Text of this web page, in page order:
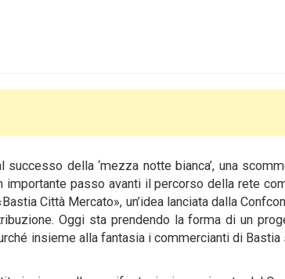
della ‘mezza notte bianca’, una
importante passo avanti il percorso della rete
Città Mercato», un’idea lanciata dalla
Oggi sta prendendo la forma di un
insieme alla fantasia i commercianti di